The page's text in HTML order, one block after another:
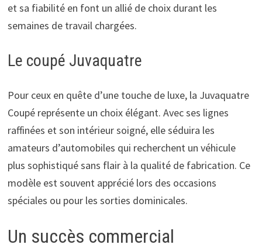
et sa fiabilité en font un allié de choix durant les
semaines de travail chargées.
Le coupé Juvaquatre
Pour ceux en quête d’une touche de luxe, la Juvaquatre
Coupé représente un choix élégant. Avec ses lignes
raffinées et son intérieur soigné, elle séduira les
amateurs d’automobiles qui recherchent un véhicule
plus sophistiqué sans flair à la qualité de fabrication. Ce
modèle est souvent apprécié lors des occasions
spéciales ou pour les sorties dominicales.
Un succès commercial